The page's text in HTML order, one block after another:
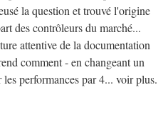
la question et trouvé l'origine
des contrôleurs du marché...
attentive de la documentation
comment - en changeant un
performances par 4... voir plus.